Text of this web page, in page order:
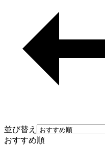
並び替え
おすすめ順